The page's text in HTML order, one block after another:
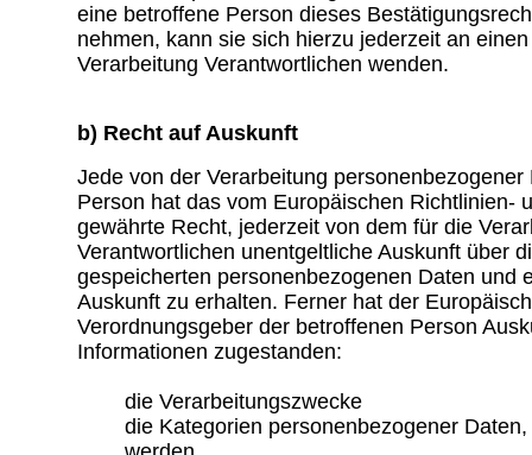
eine betroffene Person dieses
nehmen, kann sie sich hierzu jederzeit an
Verarbeitung Verantwortlichen wenden.
b) Recht auf Auskunft
Jede von der Verarbeitung personenbezogener
Person hat das vom Europäischen Richtlinien-
gewährte Recht, jederzeit von dem für die
Verantwortlichen unentgeltliche Auskunft über
gespeicherten personenbezogenen Daten und
Auskunft zu erhalten. Ferner hat der
Verordnungsgeber der betroffenen Person
Informationen zugestanden:
die Verarbeitungszwecke
die Kategorien personenbezogener